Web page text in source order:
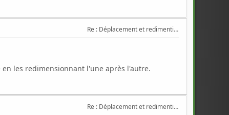
Re : Déplacement et redimentionnement de partitions
les redimensionnant l'une après l'autre.
Re : Déplacement et redimentionnement de partitions